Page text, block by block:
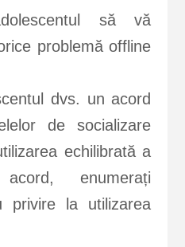
să vă
problemă offline
dvs. un acord
de socializare
echilibrată a
enumerați
privire la utilizarea